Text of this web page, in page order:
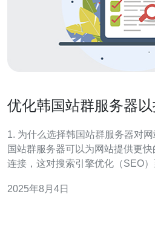
优化韩国站群服务器
1. 为什么选择韩国站群服务器对
国站群服务器可以为网站提供更
连接，这对搜索引擎优化（SEO
提高网站的跳出率和停留时间，这
2025年8月4日